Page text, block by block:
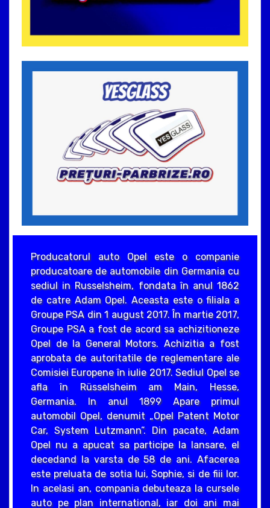
Producatorul auto Opel este o companie
producatoare de automobile din Germania cu
sediul in Russelsheim, fondata în anul 1862
de catre Adam Opel. Aceasta este o filiala a
Groupe PSA din 1 august 2017. În martie 2017,
Groupe PSA a fost de acord sa achizitioneze
Opel de la General Motors. Achizitia a fost
aprobata de autoritatile de reglementare ale
Comisiei Europene în iulie 2017. Sediul Opel se
afla în Rüsselsheim am Main, Hesse,
Germania. In anul 1899 Apare primul
automobil Opel, denumit „Opel Patent Motor
Car, System Lutzmann”. Din pacate, Adam
Opel nu a apucat sa participe la lansare, el
decedand la varsta de 58 de ani. Afacerea
este preluata de sotia lui, Sophie, si de fiii lor.
In acelasi an, compania debuteaza la cursele
auto pe plan international, iar doi ani mai